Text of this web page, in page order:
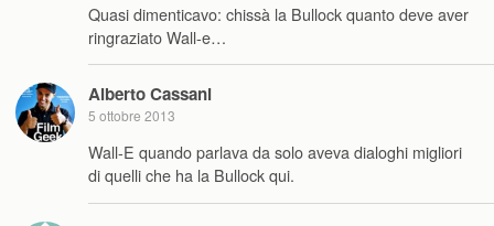
Quasi dimenticavo: chissà la Bullock quanto deve aver
ringraziato Wall-e…
Alberto Cassani
5 ottobre 2013
Wall-E quando parlava da solo aveva dialoghi migliori
di quelli che ha la Bullock qui.